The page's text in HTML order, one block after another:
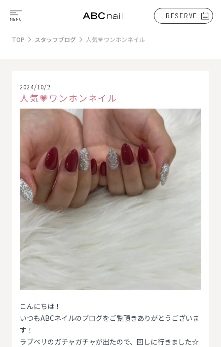
RESERVE
TOP スタッフブログ 人気💗ワンホンネイル
2024/10/2
人気💗ワンホンネイル
こんにちは！
いつもABCネイルのブログをご覧頂きありがとうございま
す！
ラブベリのガチャガチャが出たので、回しに行きました☆